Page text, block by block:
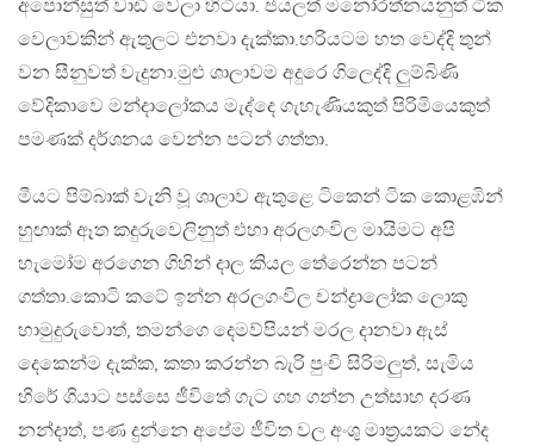
අපොන්සුත් වාඩි වෙලා හිටියා. ජයලත් මනෝරත්නයනුත් ටික
වෙලාවකින් ඇතුලට එනවා දැක්කා.හරියටම හත වෙද්දි තුන්
වන සීනුවත් වැදුනා.මුළු ශාලාවම අදුරෙ ගිලෙද්දි ලුම්බිණි
වේදිකාවෙ මන්දාලෝකය මැද්දෙ ගැහැණියකුත් පිරිමියෙකුත්
පමණක් දර්ශනය වෙන්න පටන් ගත්තා.
මීයට පිම්බාක් වැනි වූ ශාලාව ඇතුළෙ ටිකෙන් ටික කොළඹින්
හුඟාක් ඈත කදුරුවෙලිනුත් එහා අරලගංවිල මායිමට අපි
හැමෝම අරගෙන ගිහින් දාල කියල තේරෙන්න පටන්
ගත්තා.කොටි කටේ ඉන්න අරලගංවිල චන්ද්‍රාලෝක ලොකු
හාමුදුරුවොත්, තමන්ගෙ දෙමව්පියන් මරල දානවා ඇස්
දෙකෙන්ම දැක්ක, කතා කරන්න බැරි පුංචි සිරිමලුත්, සැමිය
හිරේ ගියාට පස්සෙ ජීවිතේ ගැට ගහ ගන්න උත්සාහ දරණ
නන්දාත්, පණ දුන්නෙ අපේම ජීවිත වල අංශු මාත්‍රයකට නේද